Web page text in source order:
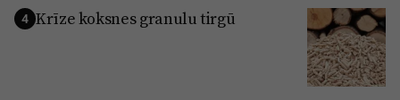
4 Krīze koksnes granulu tirgū